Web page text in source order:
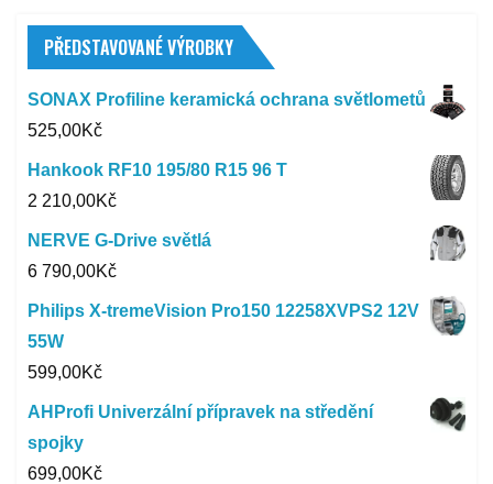
PŘEDSTAVOVANÉ VÝROBKY
SONAX Profiline keramická ochrana světlometů
525,00Kč
Hankook RF10 195/80 R15 96 T
2 210,00Kč
NERVE G-Drive světlá
6 790,00Kč
Philips X-tremeVision Pro150 12258XVPS2 12V
55W
599,00Kč
AHProfi Univerzální přípravek na středění
spojky
699,00Kč